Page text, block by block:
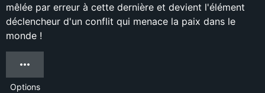
mêlée par erreur à cette dernière et devient l'élément
déclencheur d'un conflit qui menace la paix dans le
monde !
Options